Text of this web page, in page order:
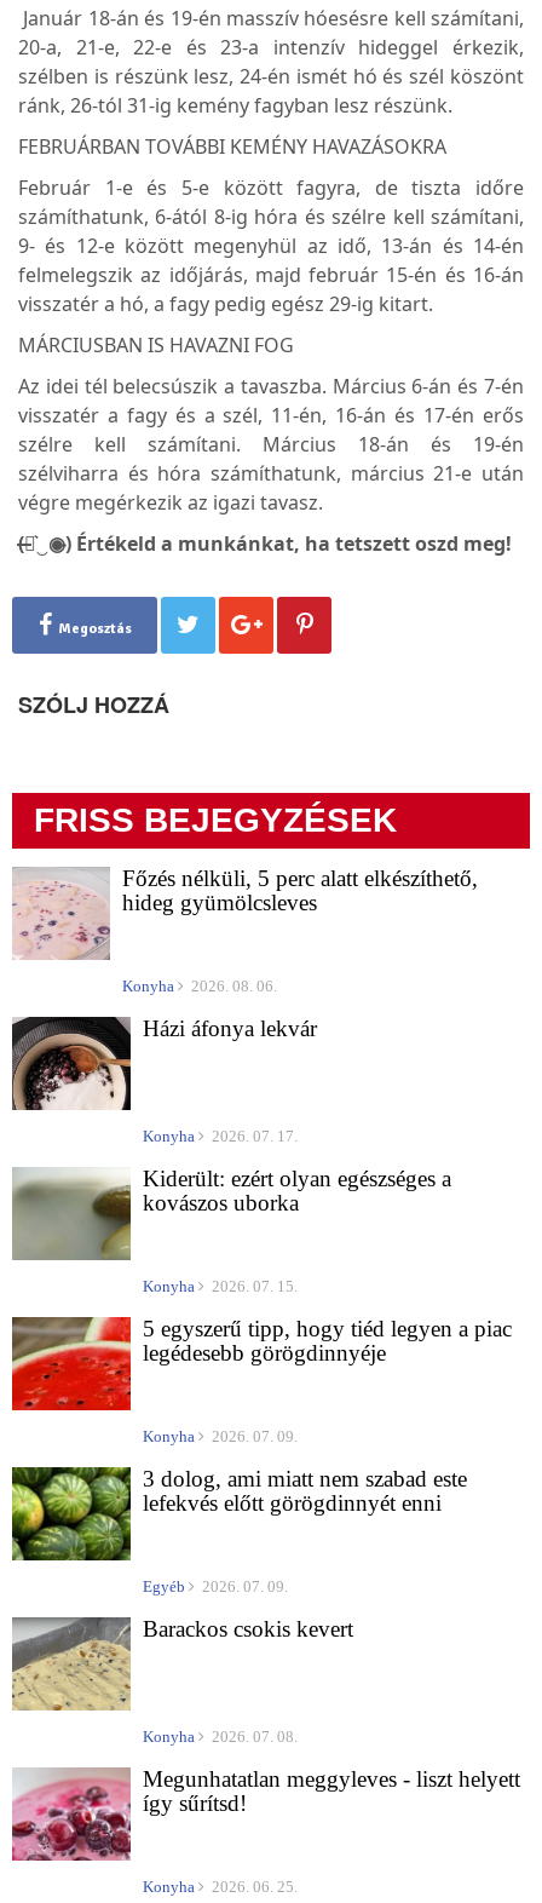
Január 18-án és 19-én masszív hóesésre kell számítani,
20-a, 21-e, 22-e és 23-a intenzív hideggel érkezik,
szélben is részünk lesz, 24-én ismét hó és szél köszönt
ránk, 26-tól 31-ig kemény fagyban lesz részünk.
FEBRUÁRBAN TOVÁBBI KEMÉNY HAVAZÁSOKRA
Február 1-e és 5-e között fagyra, de tiszta időre
számíthatunk, 6-ától 8-ig hóra és szélre kell számítani,
9- és 12-e között megenyhül az idő, 13-án és 14-én
felmelegszik az időjárás, majd február 15-én és 16-án
visszatér a hó, a fagy pedig egész 29-ig kitart.
MÁRCIUSBAN IS HAVAZNI FOG
Az idei tél belecsúszik a tavaszba. Március 6-án és 7-én
visszatér a fagy és a szél, 11-én, 16-án és 17-én erős
szélre kell számítani. Március 18-án és 19-én
szélviharra és hóra számíthatunk, március 21-e után
végre megérkezik az igazi tavasz.
(̶◉͛‿◉̶) Értékeld a munkánkat, ha tetszett oszd meg!
Megosztás
SZÓLJ HOZZÁ
FRISS BEJEGYZÉSEK
Főzés nélküli, 5 perc alatt elkészíthető,
hideg gyümölcsleves
Konyha 2026. 08. 06.
Házi áfonya lekvár
Konyha 2026. 07. 17.
Kiderült: ezért olyan egészséges a
kovászos uborka
Konyha 2026. 07. 15.
5 egyszerű tipp, hogy tiéd legyen a piac
legédesebb görögdinnyéje
Konyha 2026. 07. 09.
3 dolog, ami miatt nem szabad este
lefekvés előtt görögdinnyét enni
Egyéb 2026. 07. 09.
Barackos csokis kevert
Konyha 2026. 07. 08.
Megunhatatlan meggyleves - liszt helyett
így sűrítsd!
Konyha 2026. 06. 25.